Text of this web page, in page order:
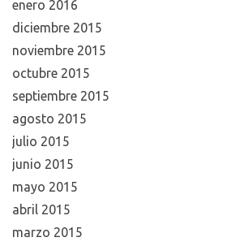
enero 2016
diciembre 2015
noviembre 2015
octubre 2015
septiembre 2015
agosto 2015
julio 2015
junio 2015
mayo 2015
abril 2015
marzo 2015